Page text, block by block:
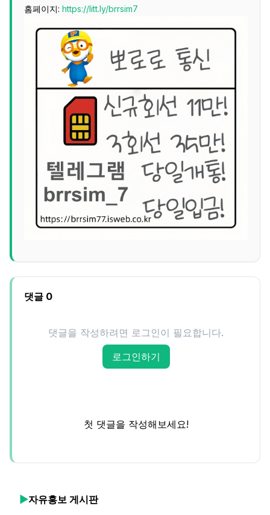
홈페이지: https://litt.ly/brrsim7
댓글 0
댓글을 작성하려면 로그인이 필요합니다.
로그인하기
첫 댓글을 작성해보세요!
▶자유홍보 게시판